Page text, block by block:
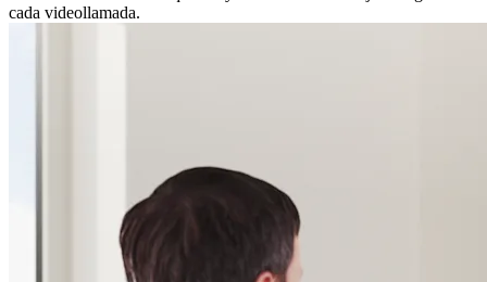
cada videollamada.